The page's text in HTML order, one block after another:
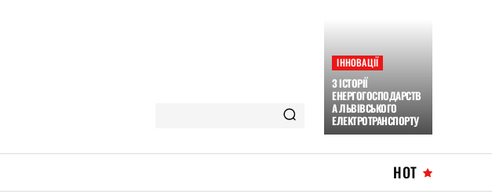
ІННОВАЦІЇ
З ІСТОРІЇ
ЕНЕРГОГОСПОДАРСТВ
А ЛЬВІВСЬКОГО
ЕЛЕКТРОТРАНСПОРТУ
HOT